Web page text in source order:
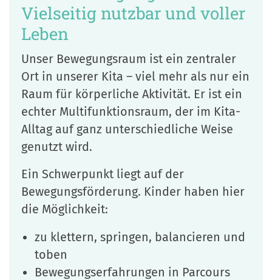
Vielseitig nutzbar und voller
Leben
Unser Bewegungsraum ist ein zentraler
Ort in unserer Kita – viel mehr als nur ein
Raum für körperliche Aktivität. Er ist ein
echter Multifunktionsraum, der im Kita-
Alltag auf ganz unterschiedliche Weise
genutzt wird.
Ein Schwerpunkt liegt auf der
Bewegungsförderung. Kinder haben hier
die Möglichkeit:
zu klettern, springen, balancieren und
toben
Bewegungserfahrungen in Parcours